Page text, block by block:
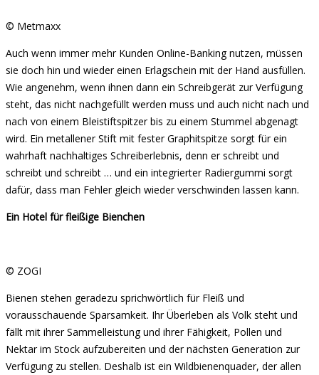
© Metmaxx
Auch wenn immer mehr Kunden Online-Banking nutzen, müssen
sie doch hin und wieder einen Erlagschein mit der Hand ausfüllen.
Wie angenehm, wenn ihnen dann ein Schreibgerät zur Verfügung
steht, das nicht nachgefüllt werden muss und auch nicht nach und
nach von einem Bleistiftspitzer bis zu einem Stummel abgenagt
wird. Ein metallener Stift mit fester Graphitspitze sorgt für ein
wahrhaft nachhaltiges Schreiberlebnis, denn er schreibt und
schreibt und schreibt … und ein integrierter Radiergummi sorgt
dafür, dass man Fehler gleich wieder verschwinden lassen kann.
Ein Hotel für fleißige Bienchen
© ZOGI
Bienen stehen geradezu sprichwörtlich für Fleiß und
vorausschauende Sparsamkeit. Ihr Überleben als Volk steht und
fällt mit ihrer Sammelleistung und ihrer Fähigkeit, Pollen und
Nektar im Stock aufzubereiten und der nächsten Generation zur
Verfügung zu stellen. Deshalb ist ein Wildbienenquader, der allen